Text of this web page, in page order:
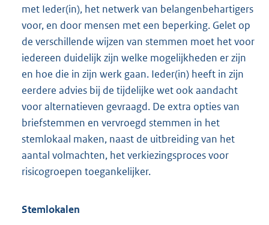
met Ieder(in), het netwerk van belangenbehartigers
voor, en door mensen met een beperking. Gelet op
de verschillende wijzen van stemmen moet het voor
iedereen duidelijk zijn welke mogelijkheden er zijn
en hoe die in zijn werk gaan. Ieder(in) heeft in zijn
eerdere advies bij de tijdelijke wet ook aandacht
voor alternatieven gevraagd. De extra opties van
briefstemmen en vervroegd stemmen in het
stemlokaal maken, naast de uitbreiding van het
aantal volmachten, het verkiezingsproces voor
risicogroepen toegankelijker.
Stemlokalen